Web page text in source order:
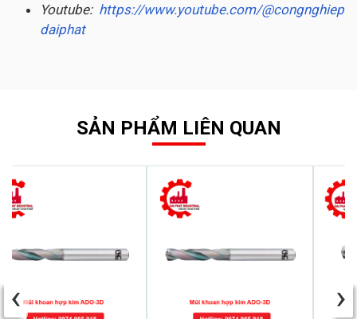
Youtube: https://www.youtube.com/@congnghiep
daiphat
SẢN PHẨM LIÊN QUAN
‹ ›